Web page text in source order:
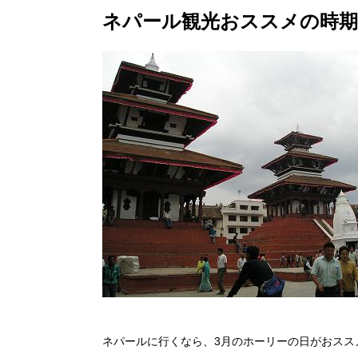
ネパール観光おススメの時期
ネパールに行くなら、3月のホーリーの日がおスス